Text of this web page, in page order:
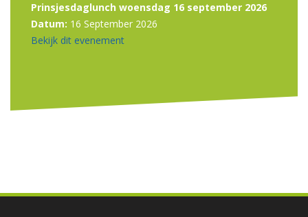
Prinsjesdaglunch woensdag 16 september 2026
Datum: 16 September 2026
Bekijk dit evenement